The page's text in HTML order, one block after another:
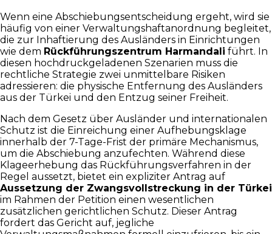
Wenn eine Abschiebungsentscheidung ergeht, wird sie
häufig von einer Verwaltungshaftanordnung begleitet,
die zur Inhaftierung des Ausländers in Einrichtungen
wie dem Rückführungszentrum Harmandali führt. In
diesen hochdruckgeladenen Szenarien muss die
rechtliche Strategie zwei unmittelbare Risiken
adressieren: die physische Entfernung des Ausländers
aus der Türkei und den Entzug seiner Freiheit.
Nach dem Gesetz über Ausländer und internationalen
Schutz ist die Einreichung einer Aufhebungsklage
innerhalb der 7-Tage-Frist der primäre Mechanismus,
um die Abschiebung anzufechten. Während diese
Klageerhebung das Rückführungsverfahren in der
Regel aussetzt, bietet ein expliziter Antrag auf
Aussetzung der Zwangsvollstreckung in der Türkei
im Rahmen der Petition einen wesentlichen
zusätzlichen gerichtlichen Schutz. Dieser Antrag
fordert das Gericht auf, jegliche